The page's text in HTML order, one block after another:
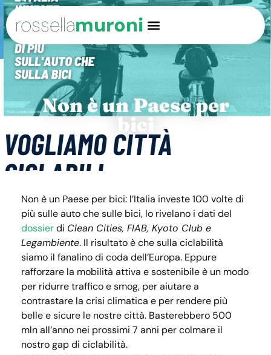
rossellamuroni
Non è un Paese per
bici
Non è un Paese per bici: l’Italia investe 100 volte di
più sulle auto che sulle bici, lo rivelano i dati del
dossierdi Clean Cities, FIAB, Kyoto Club e
Legambiente. Il risultato è che sulla ciclabilità
siamo il fanalino di coda dell’Europa. Eppure
rafforzare la mobilità attiva e sostenibile è un modo
per ridurre traffico e smog, per aiutare a
contrastare la crisi climatica e per rendere più
belle e sicure le nostre città. Basterebbero 500
mln all’anno nei prossimi 7 anni per colmare il
nostro gap di ciclabilità.